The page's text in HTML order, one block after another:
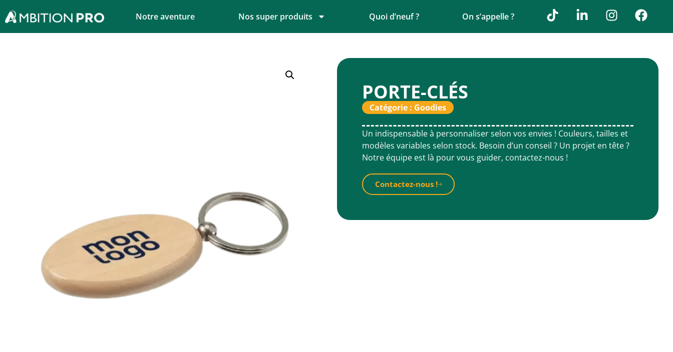
Notre aventure Nos super produits Quoi d’neuf ? On s’appelle ?
PORTE-CLÉS
Catégorie : Goodies
Un indispensable à personnaliser selon vos envies ! Couleurs, tailles et
modèles variables selon stock. Besoin d’un conseil ? Un projet en tête ?
Notre équipe est là pour vous guider, contactez-nous !
Contactez-nous !